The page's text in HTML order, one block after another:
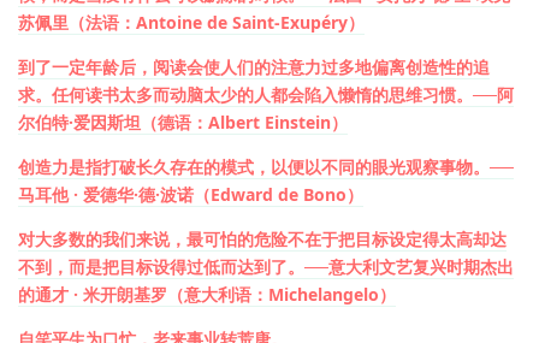
苏佩里（法语：Antoine de Saint-Exupéry）
到了一定年龄后，阅读会使人们的注意力过多地偏离创造性的追
求。任何读书太多而动脑太少的人都会陷入懒惰的思维习惯。──阿
尔伯特·爱因斯坦（德语：Albert Einstein）
创造力是指打破长久存在的模式，以便以不同的眼光观察事物。──
马耳他 · 爱德华·德·波诺（Edward de Bono）
对大多数的我们来说，最可怕的危险不在于把目标设定得太高却达
不到，而是把目标设得过低而达到了。──意大利文艺复兴时期杰出
的通才 · 米开朗基罗（意大利语：Michelangelo）